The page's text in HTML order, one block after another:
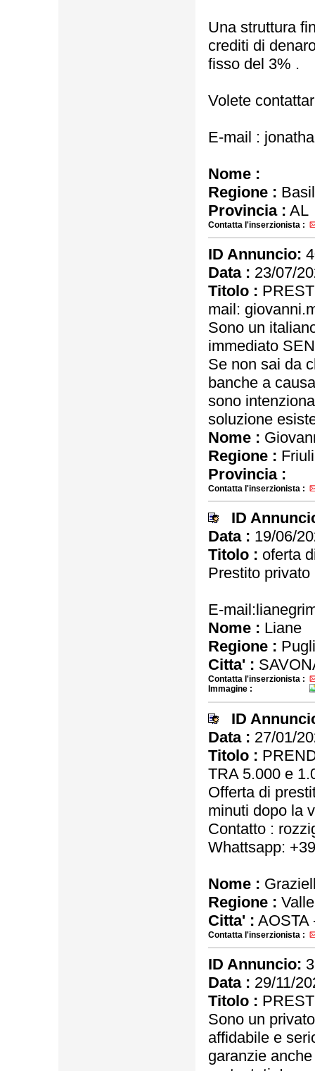
Una struttura
crediti di
fisso del 3% .
Volete
E-mail :
Nome :
Regione :
Provincia : AL
Contatta l'inserzionista :
ID Annuncio:
Data : 23/07/
Titolo :
mail:
Sono un
immediato
Se non sai da
banche a
sono
soluzione
Nome :
Regione :
Provincia :
Contatta l'inserzionista :
ID
Data : 19/06/
Titolo : oferta
Prestito
E-
Nome : Liane
Regione :
Citta' :
Contatta l'inserzionista :
Immagine :
ID
Data : 27/01/
Titolo :
TRA 5.000 e
Offerta di
minuti dopo la
Contatto :
Whattsapp:
Nome :
Regione :
Citta' :
Contatta l'inserzionista :
ID Annuncio:
Data : 29/11/
Titolo :
Sono un
affidabile e
garanzie